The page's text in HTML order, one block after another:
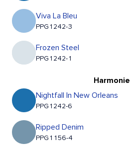
Viva La Bleu
PPG1242-3
Frozen Steel
PPG1242-1
Harmonie
Nightfall In New Orleans
PPG1242-6
Ripped Denim
PPG1156-4